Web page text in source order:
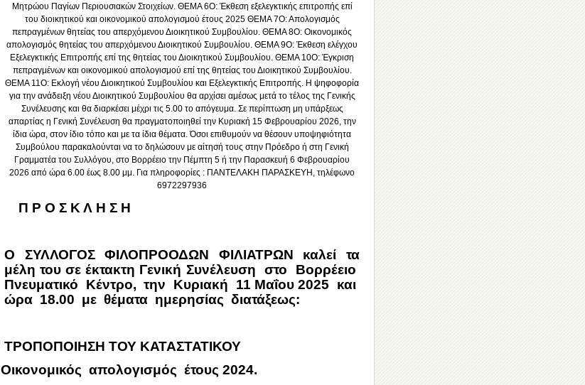
Μητρώου Παγίων Περιουσιακών Στοιχείων. ΘΕΜΑ 6Ο: Έκθεση εξελεγκτικής επιτροπής επί
του διοικητικού και οικονομικού απολογισμού έτους 2025 ΘΕΜΑ 7Ο: Απολογισμός
πεπραγμένων θητείας του απερχόμενου Διοικητικού Συμβουλίου. ΘΕΜΑ 8Ο: Οικονομικός
απολογισμός θητείας του απερχόμενου Διοικητικού Συμβουλίου. ΘΕΜΑ 9Ο: Έκθεση ελέγχου
Εξελεγκτικής Επιτροπής επί της θητείας του Διοικητικού Συμβουλίου. ΘΕΜΑ 10Ο: Έγκριση
πεπραγμένων και οικονομικού απολογισμού επί της θητείας του Διοικητικού Συμβουλίου.
ΘΕΜΑ 11Ο: Εκλογή νέου Διοικητικού Συμβουλίου και Εξελεγκτικής Επιτροπής. Η ψηφοφορία
για την ανάδειξη νέου Διοικητικού Συμβουλίου θα αρχίσει αμέσως μετά το τέλος της Γενικής
Συνέλευσης και θα διαρκέσει μέχρι τις 5.00 το απόγευμα. Σε περίπτωση μη υπάρξεως
απαρτίας η Γενική Συνέλευση θα πραγματοποιηθεί την Κυριακή 15 Φεβρουαρίου 2026, την
ίδια ώρα, στον ίδιο τόπο και με τα ίδια θέματα. Όσοι επιθυμούν να θέσουν υποψηφιότητα
Συμβούλου παρακαλούνται να το δηλώσουν με αίτησή τους στην Πρόεδρο ή στη Γενική
Γραμματέα του Συλλόγου, στο Βορρέειο την Πέμπτη 5 ή την Παρασκευή 6 Φεβρουαρίου
2026 από ώρα 6.00 έως 8.00 μμ. Για πληροφορίες : ΠΑΝΤΕΛΑΚΗ ΠΑΡΑΣΚΕΥΗ, τηλέφωνο
6972297936
Π Ρ Ο Σ Κ Λ Η Σ Η
Ο ΣΥΛΛΟΓΟΣ ΦΙΛΟΠΡΟΟΔΩΝ ΦΙΛΙΑΤΡΩΝ καλεί τα
μέλη του σε έκτακτη Γενική Συνέλευση στο Βορρέειο
Πνευματικό Κέντρο, την Κυριακή 11 Μαΐου 2025 και
ώρα 18.00 με θέματα ημερησίας διατάξεως:
ΤΡΟΠΟΠΟΙΗΣΗ ΤΟΥ ΚΑΤΑΣΤΑΤΙΚΟΥ
Οικονομικός απολογισμός έτους 2024.